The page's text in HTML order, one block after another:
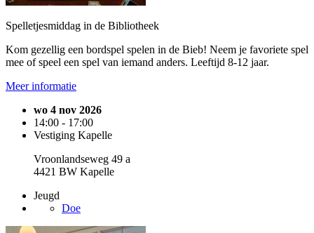
Spelletjesmiddag in de Bibliotheek
Kom gezellig een bordspel spelen in de Bieb! Neem je favoriete spel
mee of speel een spel van iemand anders. Leeftijd 8-12 jaar.
Meer informatie
wo 4 nov 2026
14:00 - 17:00
Vestiging Kapelle
Vroonlandseweg 49 a
4421 BW Kapelle
Jeugd
Doe